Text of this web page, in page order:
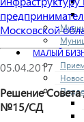
МАЛЫЙ
Московской
05.04.2017
Решение Совета
№15/СД